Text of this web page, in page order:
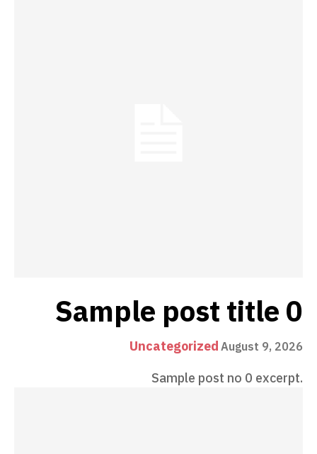
Sample post title 0
UncategorizedAugust 9, 2026
Sample post no 0 excerpt.